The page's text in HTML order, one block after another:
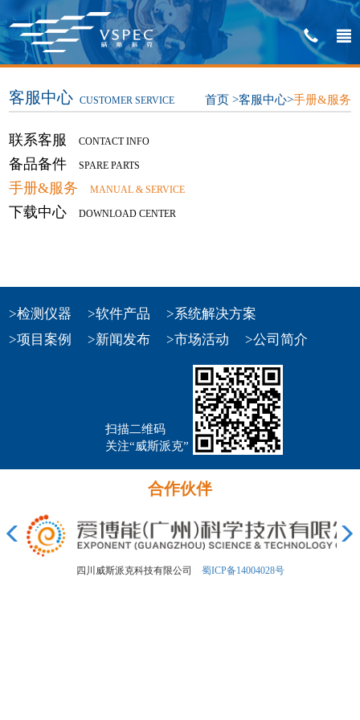
客服中心 CUSTOMER SERVICE 首页>客服中心>手册&服务
联系客服 CONTACT INFO
备品备件 SPARE PARTS
手册&服务 MANUAL & SERVICE
下载中心 DOWNLOAD CENTER
>检测仪器 >软件产品
>系统解决方案
>项目案例
>新闻发布 >市场活动 >公司简介
扫描二维码
关注“威斯派克”
合作伙伴
四川威斯派克科技有限公司 蜀ICP备14004028号